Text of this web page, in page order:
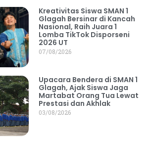
Kreativitas Siswa SMAN 1
Glagah Bersinar di Kancah
Nasional, Raih Juara 1
Lomba TikTok Disporseni
2026 UT
07/08/2026
Upacara Bendera di SMAN 1
Glagah, Ajak Siswa Jaga
Martabat Orang Tua Lewat
Prestasi dan Akhlak
03/08/2026